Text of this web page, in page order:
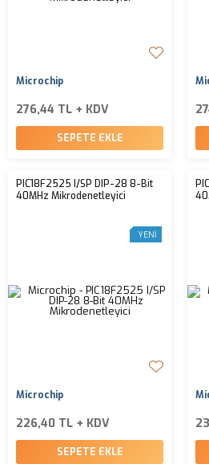
Microchip
276,44 TL + KDV
SEPETE EKLE
PIC18F2525 I/SP DIP-28 8-Bit
40MHz Mikrodenetleyici
YENI
Microchip
226,40 TL + KDV
SEPETE EKLE